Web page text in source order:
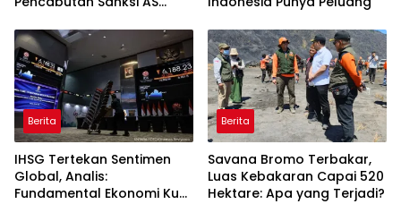
Berita
IHSG Tertekan Sentimen
Global, Analis:
Fundamental Ekonomi Kuat
Berita
Savana Bromo Terbakar,
Luas Kebakaran Capai 520
Hektare: Apa yang Terjadi?